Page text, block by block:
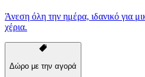
Άνεση όλη την ημέρα, ιδανικό για
χέρια.
Δώρο με την αγορά